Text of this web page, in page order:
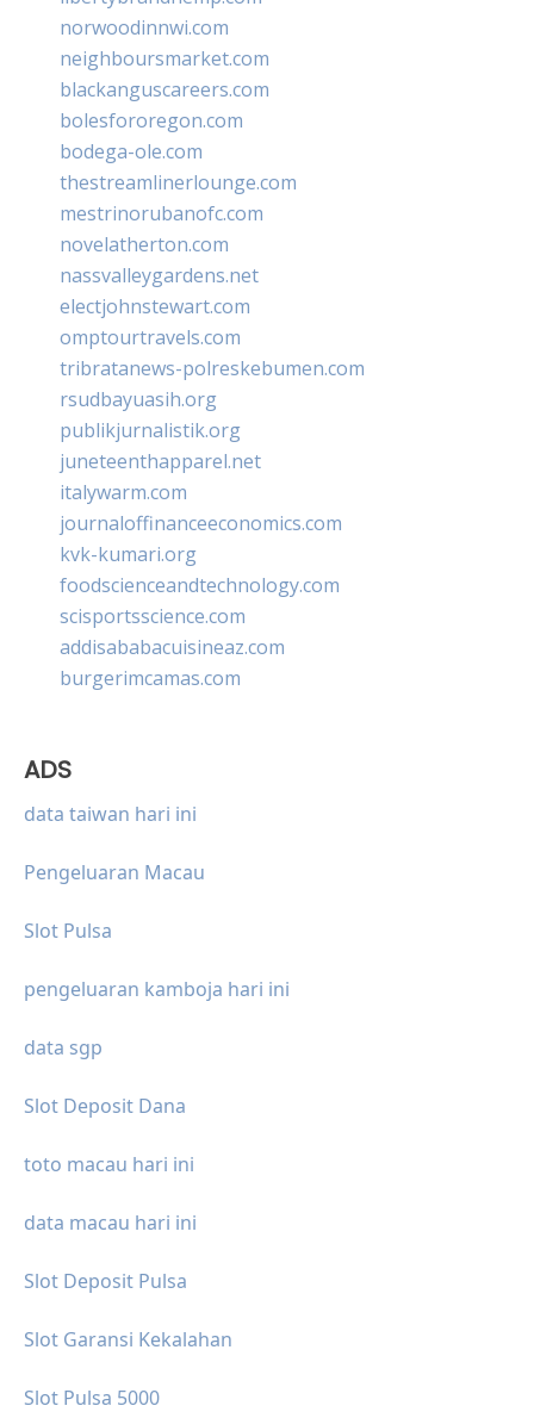
norwoodinnwi.com
neighboursmarket.com
blackanguscareers.com
bolesfororegon.com
bodega-ole.com
thestreamlinerlounge.com
mestrinorubanofc.com
novelatherton.com
nassvalleygardens.net
electjohnstewart.com
omptourtravels.com
tribratanews-polreskebumen.com
rsudbayuasih.org
publikjurnalistik.org
juneteenthapparel.net
italywarm.com
journaloffinanceeconomics.com
kvk-kumari.org
foodscienceandtechnology.com
scisportsscience.com
addisababacuisineaz.com
burgerimcamas.com
ADS
data taiwan hari ini
Pengeluaran Macau
Slot Pulsa
pengeluaran kamboja hari ini
data sgp
Slot Deposit Dana
toto macau hari ini
data macau hari ini
Slot Deposit Pulsa
Slot Garansi Kekalahan
Slot Pulsa 5000